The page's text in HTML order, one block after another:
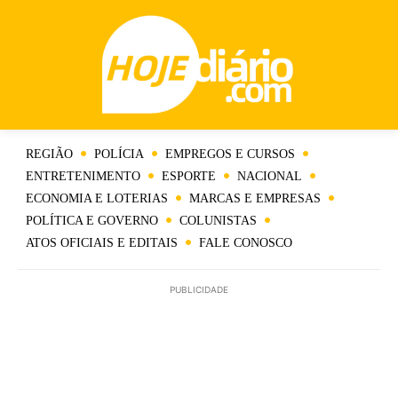
REGIÃO POLÍCIA
EMPREGOS E CURSOS
ENTRETENIMENTO
ESPORTE
NACIONAL
ECONOMIA E LOTERIAS
MARCAS E EMPRESAS
POLÍTICA E GOVERNO
COLUNISTAS
ATOS OFICIAIS E EDITAIS
FALE CONOSCO
PUBLICIDADE